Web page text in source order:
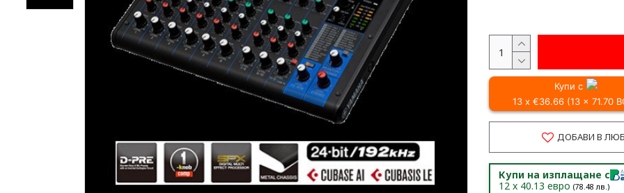
Купи с
13 x €36.66 (13 x 71.70
ДОБАВИ В
Купи на изплащане с
12 x 40.13 евро (78.48 лв.)